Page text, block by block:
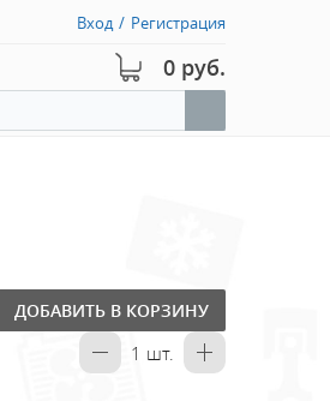
Вход / Регистрация
0 руб.
ДОБАВИТЬ В КОРЗИНУ
1 шт.